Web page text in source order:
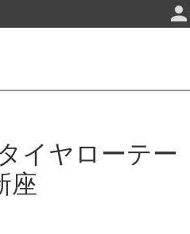
イヤローテー
座